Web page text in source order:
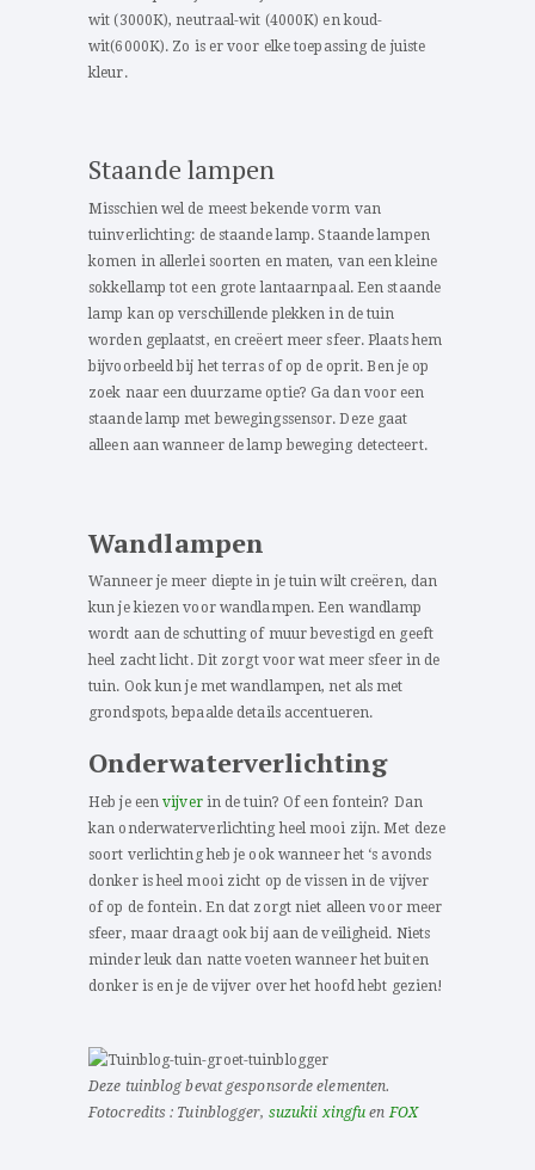
wit (3000K), neutraal-wit (4000K) en koud-
wit(6000K). Zo is er voor elke toepassing de juiste
kleur.
Staande lampen
Misschien wel de meest bekende vorm van
tuinverlichting: de staande lamp. Staande lampen
komen in allerlei soorten en maten, van een kleine
sokkellamp tot een grote lantaarnpaal. Een staande
lamp kan op verschillende plekken in de tuin
worden geplaatst, en creëert meer sfeer. Plaats hem
bijvoorbeeld bij het terras of op de oprit. Ben je op
zoek naar een duurzame optie? Ga dan voor een
staande lamp met bewegingssensor. Deze gaat
alleen aan wanneer de lamp beweging detecteert.
Wandlampen
Wanneer je meer diepte in je tuin wilt creëren, dan
kun je kiezen voor wandlampen. Een wandlamp
wordt aan de schutting of muur bevestigd en geeft
heel zacht licht. Dit zorgt voor wat meer sfeer in de
tuin. Ook kun je met wandlampen, net als met
grondspots, bepaalde details accentueren.
Onderwaterverlichting
Heb je eenvijver in de tuin? Of een fontein? Dan
kan onderwaterverlichting heel mooi zijn. Met deze
soort verlichting heb je ook wanneer het ‘s avonds
donker is heel mooi zicht op de vissen in de vijver
of op de fontein. En dat zorgt niet alleen voor meer
sfeer, maar draagt ook bij aan de veiligheid. Niets
minder leuk dan natte voeten wanneer het buiten
donker is en je de vijver over het hoofd hebt gezien!
Deze tuinblog bevat gesponsorde elementen.
Fotocredits : Tuinblogger, suzukii xingfu enFOX